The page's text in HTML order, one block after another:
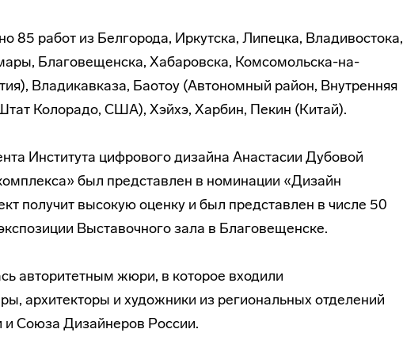
85 работ из Белгорода, Иркутска, Липецка, Владивостока,
Благовещенска, Хабаровска, Комсомольска-на-
Владикавказа, Баотоу (Автономный район, Внутренняя
Колорадо, США), Хэйхэ, Харбин, Пекин (Китай).
Института цифрового дизайна Анастасии Дубовой
был представлен в номинации «Дизайн
получит высокую оценку и был представлен в числе 50
Выставочного зала в Благовещенске.
авторитетным жюри, в которое входили
архитекторы и художники из региональных отделений
и Союза Дизайнеров России.